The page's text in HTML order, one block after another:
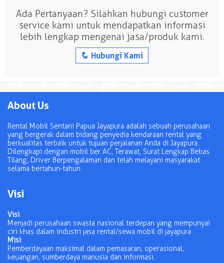
Ada Pertanyaan? Silahkan hubungi customer
service kami untuk mendapatkan informasi
lebih lengkap mengenai jasa/produk kami.
q Hubungi Kami
About Us
Rental Mobil Sentani Papua Jayapura adalah sebuah perusahaan
yang bergerak dalam bidang penyedia kendaraan rental yang
berkualitas terbaik untuk tujuan perjalanan Anda di Jayapura.
Dilengkapi dengan mobil ber AC, Terawat, Surat Lengkap Bebas
Tilang, Driver Berpengalaman dan telah melayani masyarakat
selama bertahun-tahun
Visi
Visi
Menjadi perusahaan swasta nasional terdepan yang mempunyai
ciri khas dalam industri jasa rental/sewa mobil di jayapura
Misi
Pemberdayaan maksimal dalam pemasaran, operasional,
keuangan, sumberdaya manusia dan informasi.